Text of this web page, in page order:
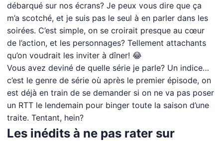
débarqué sur nos écrans? Je peux vous dire que ça
m’a scotché, et je suis pas le seul à en parler dans les
soirées. C’est simple, on se croirait presque au cœur
de l’action, et les personnages? Tellement attachants
qu’on voudrait les inviter à dîner! 😂
Vous avez deviné de quelle série je parle? Un indice…
c’est le genre de série où après le premier épisode, on
est déjà en train de se demander si on ne va pas poser
un RTT le lendemain pour binger toute la saison d’une
traite. Tentant, hein?
Les inédits à ne pas rater sur